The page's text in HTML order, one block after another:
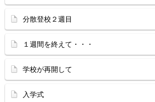
分散登校２週目
１週間を終えて・・・
学校が再開して
入学式